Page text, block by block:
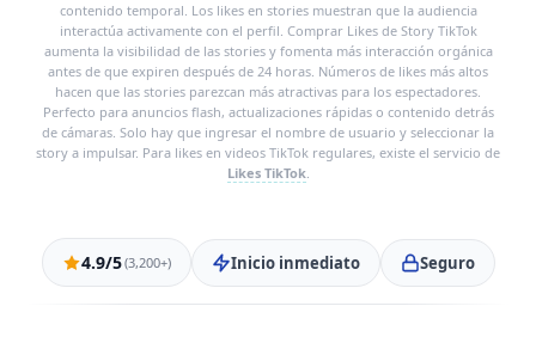
contenido temporal. Los likes en stories muestran que la audiencia
interactúa activamente con el perfil. Comprar Likes de Story TikTok
aumenta la visibilidad de las stories y fomenta más interacción orgánica
antes de que expiren después de 24 horas. Números de likes más altos
hacen que las stories parezcan más atractivas para los espectadores.
Perfecto para anuncios flash, actualizaciones rápidas o contenido detrás
de cámaras. Solo hay que ingresar el nombre de usuario y seleccionar la
story a impulsar. Para likes en videos TikTok regulares, existe el servicio de
Likes TikTok.
4.9/5(3,200+) Inicio inmediato Seguro